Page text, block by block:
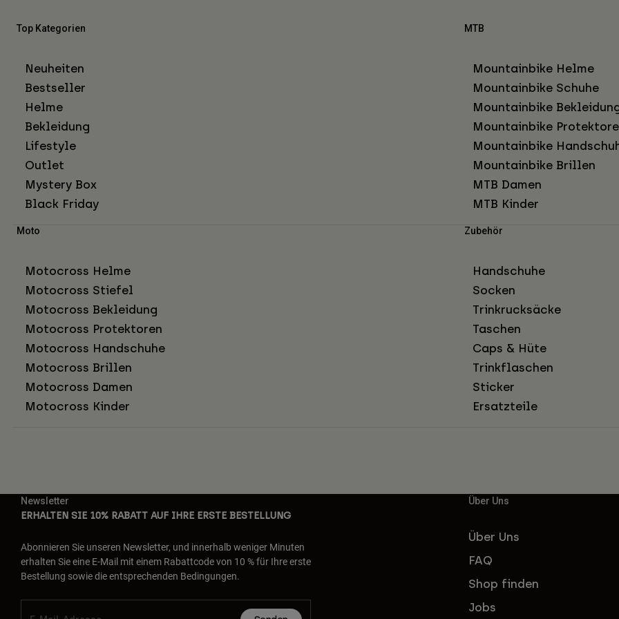
Top Kategorien
Neuheiten
Bestseller
Helme
Bekleidung
Lifestyle
Outlet
Mystery Box
Black Friday
MTB
Mountainbike Helme
Mountainbike Schuhe
Mountainbike
Mountainbike
Mountainbike
Mountainbike Brillen
MTB Damen
MTB Kinder
Moto
Motocross Helme
Motocross Stiefel
Motocross Bekleidung
Motocross Protektoren
Motocross Handschuhe
Motocross Brillen
Motocross Damen
Motocross Kinder
Zubehör
Handschuhe
Socken
Trinkrucksäcke
Taschen
Caps & Hüte
Trinkflaschen
Sticker
Ersatzteile
Newsletter
ERHALTEN SIE 10% RABATT AUF IHRE ERSTE BESTELLUNG
Abonnieren Sie unseren Newsletter, und innerhalb weniger Minuten
erhalten Sie eine E-Mail mit einem Rabattcode von 10 % für Ihre erste
Bestellung sowie die entsprechenden Bedingungen.
Über Uns
Über Uns
FAQ
Shop finden
Jobs